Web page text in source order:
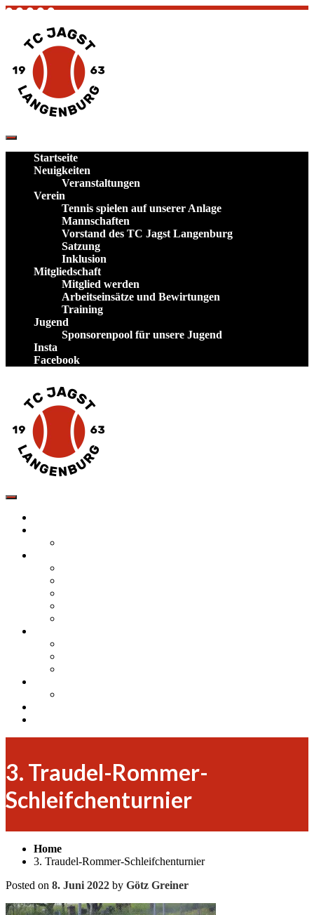
content
Verein und Plätze im Landkreis
Schwäbisch Hall
Startseite
Neuigkeiten
Veranstaltungen
Verein
Tennis spielen auf unserer Anlage
Mannschaften
Vorstand des TC Jagst Langenburg
Satzung
Inklusion
Mitgliedschaft
Mitglied werden
Arbeitseinsätze und Bewirtungen
Training
Jugend
Sponsorenpool für unsere Jugend
Insta
Facebook
3. Traudel-Rommer-
Schleifchenturnier
Home
3. Traudel-Rommer-Schleifchenturnier
Posted on 8. Juni 2022 by Götz Greiner